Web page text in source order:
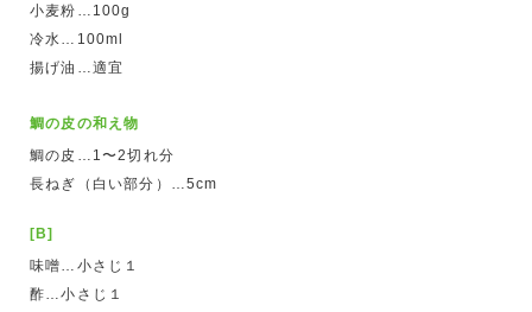
小麦粉…100g
冷水…100ml
揚げ油…適宜
鯛の皮の和え物
鯛の皮…1〜2切れ分
長ねぎ（白い部分）…5cm
[B]
味噌…小さじ１
酢…小さじ１